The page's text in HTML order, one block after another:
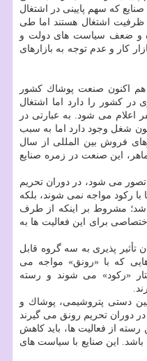
صنایع كه سهم پایینی در اشتغال
ظرفیت اشتغال هستند اما طی
و ضعف سیاست های دولت و
كار و عدم توجه به بازارهای
اكنون صنعت پوشاك كشور
۲ میلیون نفری در كشور را دارد اما اشتغال
حدود ۴۵۰ هزار نفر اعلام می شود. به عبارتی در
ظرفیت ایجاد ۱.۵ میلیون شغل وجود دارد اما به سبب
فروش بین المللی از سال
این صنعت در زمره صنایع
می شود، در دوران تحریم
با ركود مواجه نمی شوند، بلكه
شد؛ مشروط بر اینكه از طرف
برای این فعالیت ها به
تأثیر پذیری به سه گروه قابل
كه با «رونق» مواجه می
«ركود» می شوند و رسته
دستی پتروشیمی، پوشاك و
دوران تحریم رونق می گیرند
از فعالیت ها، باید كاهش
این صنایع با سیاست های